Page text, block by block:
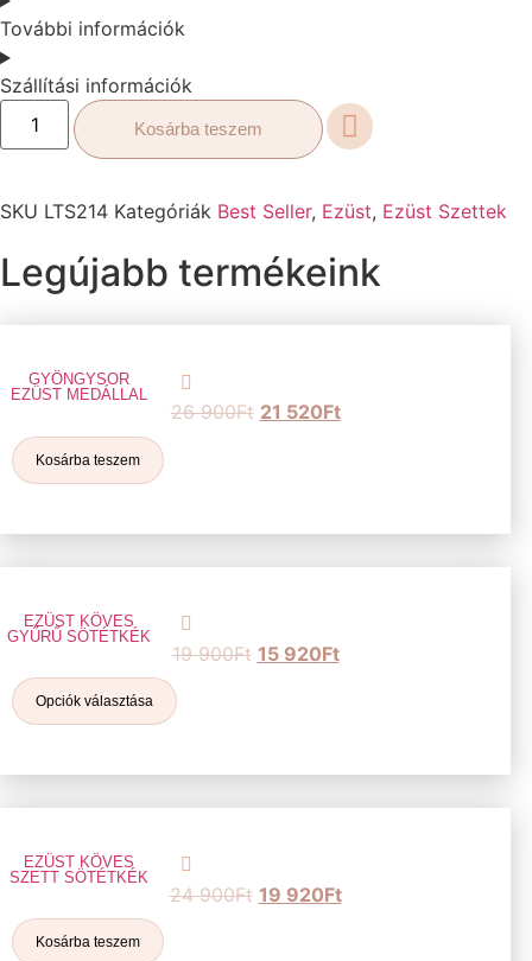
További információk
Szállítási információk
Kosárba teszem
SKU LTS214 Kategóriák Best Seller, Ezüst, Ezüst Szettek
Legújabb termékeink
GYÖNGYSOR
EZÜST MEDÁLLAL
26 900Ft 21 520Ft
Kosárba teszem
EZÜST KÖVES
GYŰRŰ SÖTÉTKÉK
19 900Ft 15 920Ft
Opciók választása
EZÜST KÖVES
SZETT SÖTÉTKÉK
24 900Ft 19 920Ft
Kosárba teszem